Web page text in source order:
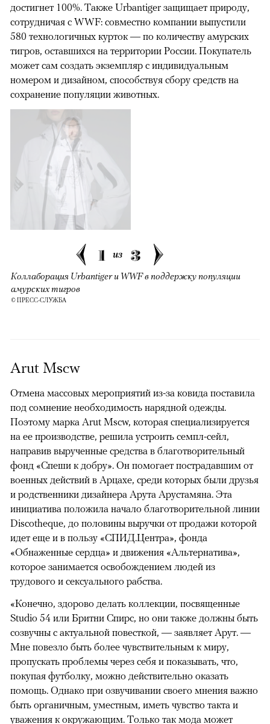
достигнет 100%. Также Urbantiger защищает природу,
сотрудничая c WWF: совместно компании выпустили
580 технологичных курток — по количеству амурских
тигров, оставшихся на территории России. Покупатель
может сам создать экземпляр с индивидуальным
номером и дизайном, способствуя сбору средств на
сохранение популяции животных.
1 из 3
Коллаборация Urbantiger и WWF в поддержку популяции
амурских тигров
© ПРЕСС-СЛУЖБА
Arut Mscw
Отмена массовых мероприятий из-за ковида поставила
под сомнение необходимость нарядной одежды.
Поэтому марка Arut Mscw, которая специализируется
на ее производстве, решила устроить семпл-сейл,
направив вырученные средства в благотворительный
фонд «Спеши к добру». Он помогает пострадавшим от
военных действий в Арцахе, среди которых были друзья
и родственники дизайнера Арута Арустамяна. Эта
инициатива положила начало благотворительной линии
Discotheque, до половины выручки от продажи которой
идет еще и в пользу «СПИД.Центра», фонда
«Обнаженные сердца» и движения «Альтернатива»,
которое занимается освобождением людей из
трудового и сексуального рабства.
«Конечно, здорово делать коллекции, посвященные
Studio 54 или Бритни Спирс, но они также должны быть
созвучны с актуальной повесткой, — заявляет Арут. —
Мне повезло быть более чувствительным к миру,
пропускать проблемы через себя и показывать, что,
покупая футболку, можно действительно оказать
помощь. Однако при озвучивании своего мнения важно
быть органичным, уместным, иметь чувство такта и
уважения к окружающим. Только так мода может